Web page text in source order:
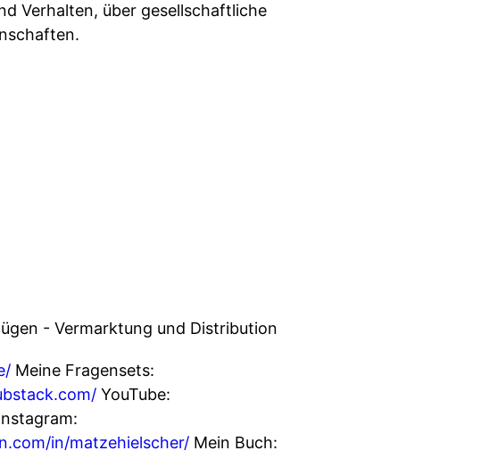
Verhalten, über gesellschaftliche
- Vermarktung und Distribution
Meine Fragensets:
YouTube:
in/matzehielscher/ Mein Buch: